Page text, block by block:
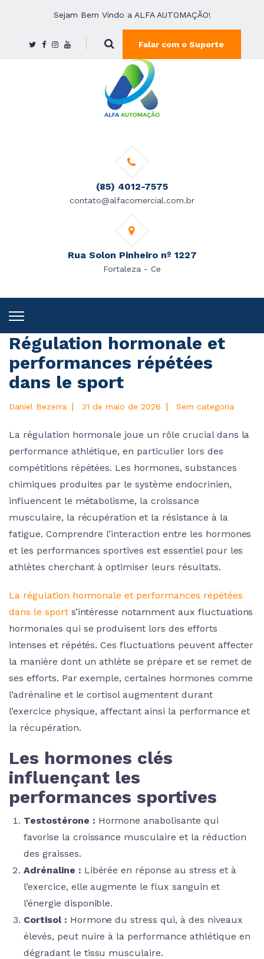
Sejam Bem Vindo a ALFA AUTOMAÇÃO!
Falar com o Suporte
(85) 4012-7575
contato@alfacomercial.com.br
Rua Solon Pinheiro nº 1227
Fortaleza - Ce
Régulation hormonale et
performances répétées
dans le sport
Daniel Bezerra | 31 de maio de 2026 | Sem categoria
La régulation hormonale joue un rôle crucial dans la
performance athlétique, en particulier lors des
compétitions répétées. Les hormones, substances
chimiques produites par le système endocrinien,
influencent le métabolisme, la croissance
musculaire, la récupération et la résistance à la
fatigue. Comprendre l’interaction entre les hormones
et les performances sportives est essentiel pour les
athlètes cherchant à optimiser leurs résultats.
La régulation hormonale et performances répétées
dans le sports’intéresse notamment aux fluctuations
hormonales qui se produisent lors des efforts
intenses et répétés. Ces fluctuations peuvent affecter
la manière dont un athlète se prépare et se remet de
ses efforts. Par exemple, certaines hormones comme
l’adrénaline et le cortisol augmentent durant
l’exercice physique, affectant ainsi la performance et
la récupération.
Les hormones clés
influençant les
performances sportives
Testostérone : Hormone anabolisante qui
favorise la croissance musculaire et la réduction
des graisses.
Adrénaline : Libérée en réponse au stress et à
l’exercice, elle augmente le flux sanguin et
l’énergie disponible.
Cortisol : Hormone du stress qui, à des niveaux
élevés, peut nuire à la performance athlétique en
dégradant le tissu musculaire.